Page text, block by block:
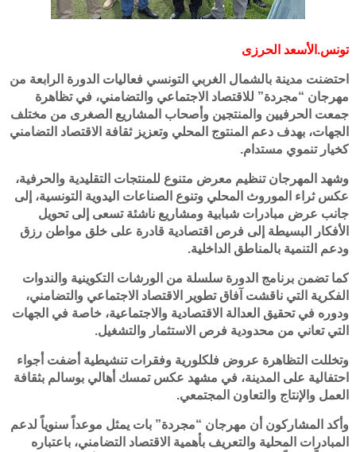
تونس.الأسعد الحرزى
احتضنت مدينة بالشمال الغربي التونسي فعاليات الدورة الرابعة من
مهرجان “مجردة” للاقتصاد الاجتماعي والتضامني، في تظاهرة
جمعت الحرفيين والمنتجين وأصحاب المشاريع الصغرى من مختلف
الجهات، بهدف دعم المنتوج المحلي وتعزيز ثقافة الاقتصاد التضامني
كخيار تنموي مستدام.
وشهد المهرجان تنظيم معرض متنوع للمنتجات التقليدية والحرفية،
عكس ثراء الموروث المحلي وتنوع الصناعات اليدوية التونسية، إلى
جانب عرض مبادرات شبابية ومشاريع ناشئة تسعى إلى تحويل
الأفكار البسيطة إلى فرص اقتصادية قادرة على خلق مواطن رزق
ودعم التنمية بالمناطق الداخلية.
كما تضمن برنامج الدورة سلسلة من الورشات التكوينية والندوات
الفكرية التي ناقشت آفاق تطوير الاقتصاد الاجتماعي والتضامني،
ودوره في تحقيق العدالة الاقتصادية والاجتماعية، خاصة في الجهات
التي تعاني من محدودية فرص الاستثمار والتشغيل.
وتخللت التظاهرة عروض فلكلورية وفقرات تنشيطية أضفت أجواء
احتفالية على المدينة، في مشهد عكس تمسك أهالي بوسالم بثقافة
العمل والإنتاج والتعاون المجتمعي.
وأكد المشاركون أن مهرجان “مجردة” بات يمثل موعداً سنوياً لدعم
المبادرات المحلية والتعريف بأهمية الاقتصاد التضامني، باعتباره